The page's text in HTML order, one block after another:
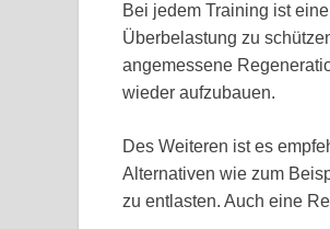
Bei jedem Training ist
Überbelastung zu
angemessene
wieder aufzubauen.
Des Weiteren ist es
Alternativen wie zum
zu entlasten. Auch eine